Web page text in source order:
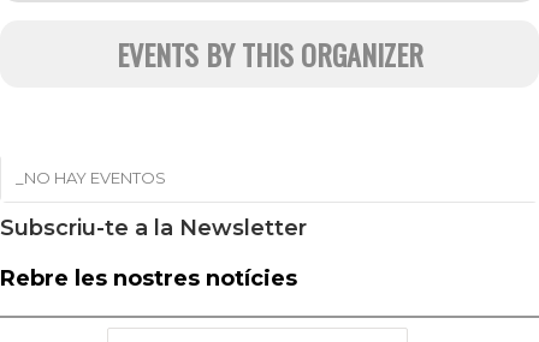
EVENTS BY THIS ORGANIZER
_NO HAY EVENTOS
Subscriu-te a la Newsletter
Rebre les nostres notícies